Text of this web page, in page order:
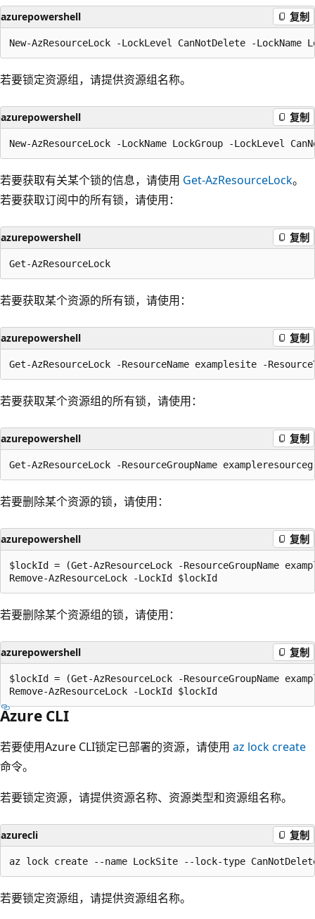
azurepowershell 复制
若要锁定资源组，请提供资源组名称。
azurepowershell 复制
若要获取有关某个锁的信息，请使用 Get-AzResourceLock。
若要获取订阅中的所有锁，请使用：
azurepowershell 复制
若要获取某个资源的所有锁，请使用：
azurepowershell 复制
若要获取某个资源组的所有锁，请使用：
azurepowershell 复制
若要删除某个资源的锁，请使用：
azurepowershell 复制
$lockId = (Get-AzResourceLock -ResourceGroupName
若要删除某个资源组的锁，请使用：
azurepowershell 复制
$lockId = (Get-AzResourceLock -ResourceGroupName
Azure CLI
若要使用Azure CLI锁定已部署的资源，请使用 az lock create
命令。
若要锁定资源，请提供资源名称、资源类型和资源组名称。
azurecli 复制
若要锁定资源组，请提供资源组名称。